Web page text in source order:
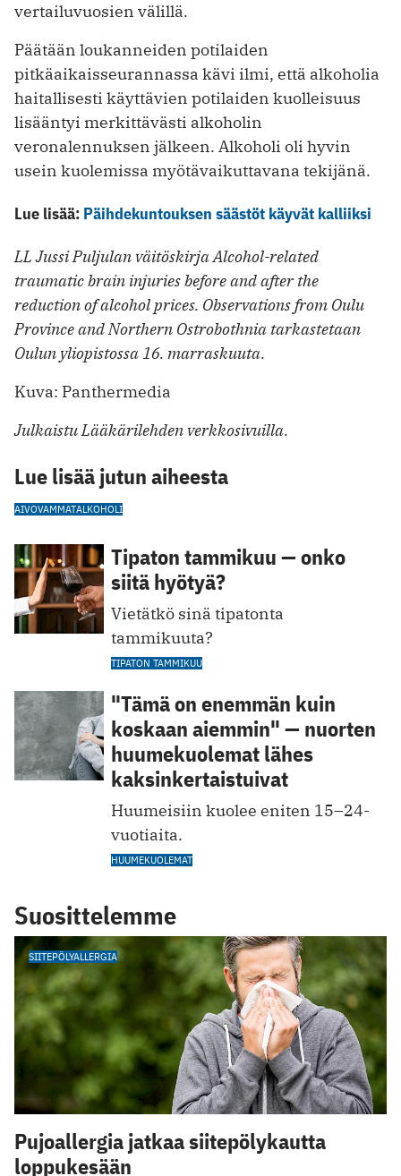
vertailuvuosien välillä.
Päätään loukanneiden potilaiden
pitkäaikaisseurannassa kävi ilmi, että alkoholia
haitallisesti käyttävien potilaiden kuolleisuus
lisääntyi merkittävästi alkoholin
veronalennuksen jälkeen. Alkoholi oli hyvin
usein kuolemissa myötävaikuttavana tekijänä.
Lue lisää: Päihdekuntouksen säästöt käyvät kalliiksi
LL Jussi Puljulan väitöskirja Alcohol-related
traumatic brain injuries before and after the
reduction of alcohol prices. Observations from Oulu
Province and Northern Ostrobothnia tarkastetaan
Oulun yliopistossa 16. marraskuuta.
Kuva: Panthermedia
Julkaistu Lääkärilehden verkkosivuilla.
Lue lisää jutun aiheesta
AIVOVAMMATALKOHOLI
Tipaton tammikuu — onko
siitä hyötyä?
Vietätkö sinä tipatonta
tammikuuta?
TIPATON TAMMIKUU
"Tämä on enemmän kuin
koskaan aiemmin" — nuorten
huumekuolemat lähes
kaksinkertaistuivat
Huumeisiin kuolee eniten 15–24-
vuotiaita.
HUUMEKUOLEMAT
Suosittelemme
SIITEPÖLYALLERGIA
Pujoallergia jatkaa siitepölykautta
loppukesään